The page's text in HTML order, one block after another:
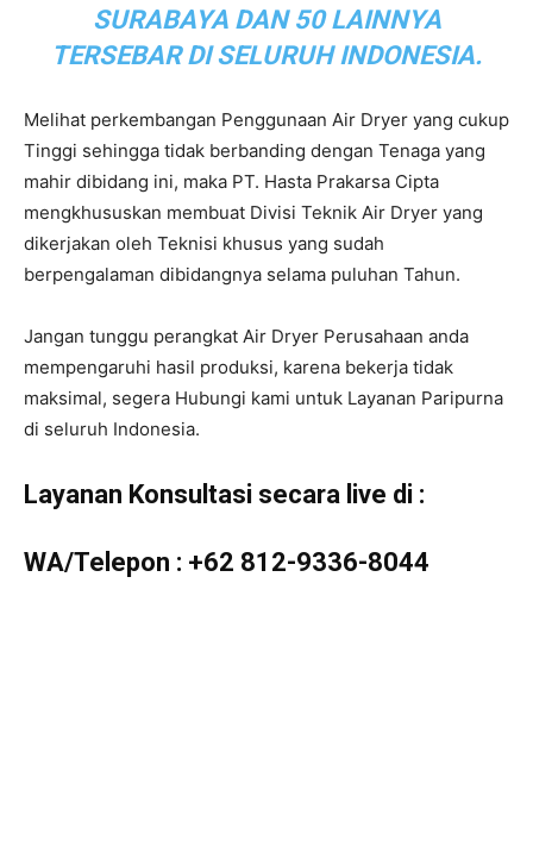
SURABAYA DAN 50 LAINNYA
TERSEBAR DI SELURUH INDONESIA.
Melihat perkembangan Penggunaan Air Dryer yang cukup
Tinggi sehingga tidak berbanding dengan Tenaga yang
mahir dibidang ini, maka PT. Hasta Prakarsa Cipta
mengkhususkan membuat Divisi Teknik Air Dryer yang
dikerjakan oleh Teknisi khusus yang sudah
berpengalaman dibidangnya selama puluhan Tahun.
Jangan tunggu perangkat Air Dryer Perusahaan anda
mempengaruhi hasil produksi, karena bekerja tidak
maksimal, segera Hubungi kami untuk Layanan Paripurna
di seluruh Indonesia.
Layanan Konsultasi secara live di :
WA/Telepon : +62 812-9336-8044